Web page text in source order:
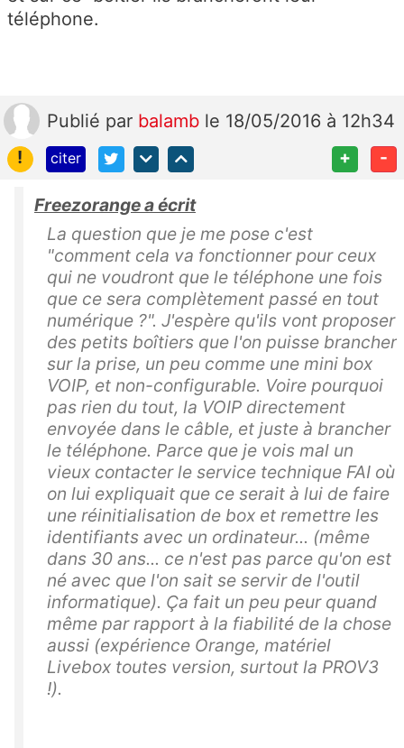
téléphone.
Publié par balamb le 18/05/2016 à 12h34
!
citer + -
Freezorange a écrit
La question que je me pose c'est
"comment cela va fonctionner pour ceux
qui ne voudront que le téléphone une fois
que ce sera complètement passé en tout
numérique ?". J'espère qu'ils vont proposer
des petits boîtiers que l'on puisse brancher
sur la prise, un peu comme une mini box
VOIP, et non-configurable. Voire pourquoi
pas rien du tout, la VOIP directement
envoyée dans le câble, et juste à brancher
le téléphone. Parce que je vois mal un
vieux contacter le service technique FAI où
on lui expliquait que ce serait à lui de faire
une réinitialisation de box et remettre les
identifiants avec un ordinateur... (même
dans 30 ans... ce n'est pas parce qu'on est
né avec que l'on sait se servir de l'outil
informatique). Ça fait un peu peur quand
même par rapport à la fiabilité de la chose
aussi (expérience Orange, matériel
Livebox toutes version, surtout la PROV3
!).